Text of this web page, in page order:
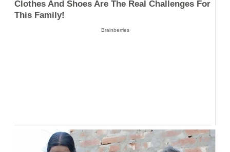
Clothes And Shoes Are The Real Challenges For
This Family!
Brainberries